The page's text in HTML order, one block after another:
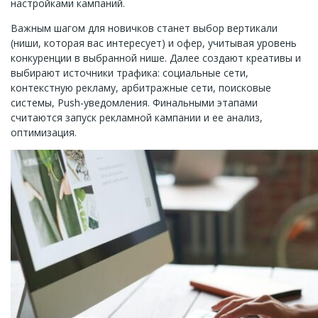
настройками кампаний.
Важным шагом для новичков станет выбор вертикали
(ниши, которая вас интересует) и офер, учитывая уровень
конкуренции в выбранной нише. Далее создают креативы и
выбирают источники трафика: социальные сети,
контекстную рекламу, арбитражные сети, поисковые
системы, Push-уведомления. Финальными этапами
считаются запуск рекламной кампании и ее анализ,
оптимизация.